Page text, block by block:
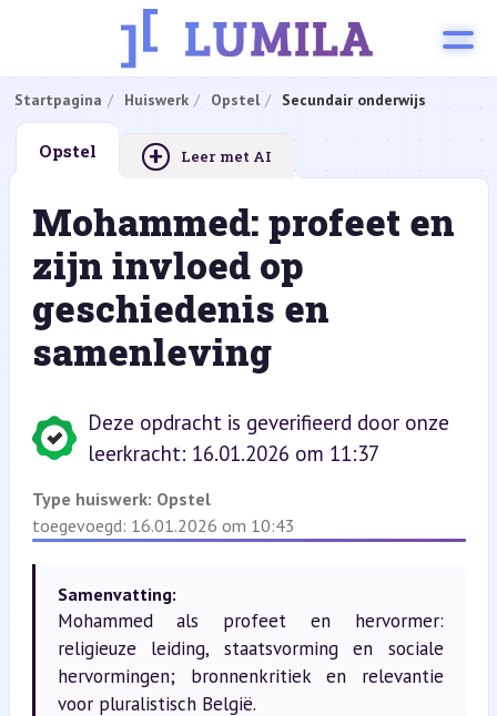
Startpagina Huiswerk Opstel Secundair onderwijs
Opstel + Leer met AI
Mohammed: profeet en
zijn invloed op
geschiedenis en
samenleving
Deze opdracht is geverifieerd door onze
leerkracht: 16.01.2026 om 11:37
Type huiswerk: Opstel
toegevoegd: 16.01.2026 om 10:43
Samenvatting:
Mohammed als profeet en hervormer:
religieuze leiding, staatsvorming en sociale
hervormingen; bronnenkritiek en relevantie
voor pluralistisch België.